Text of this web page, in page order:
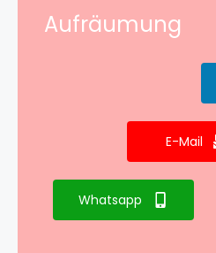
Aufräumung
E-Mail
Whatsapp